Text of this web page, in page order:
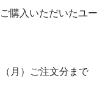
購入いただいたユ
（月）ご注文分まで